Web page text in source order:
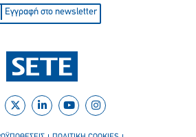
Εγγραφή στο newsletter